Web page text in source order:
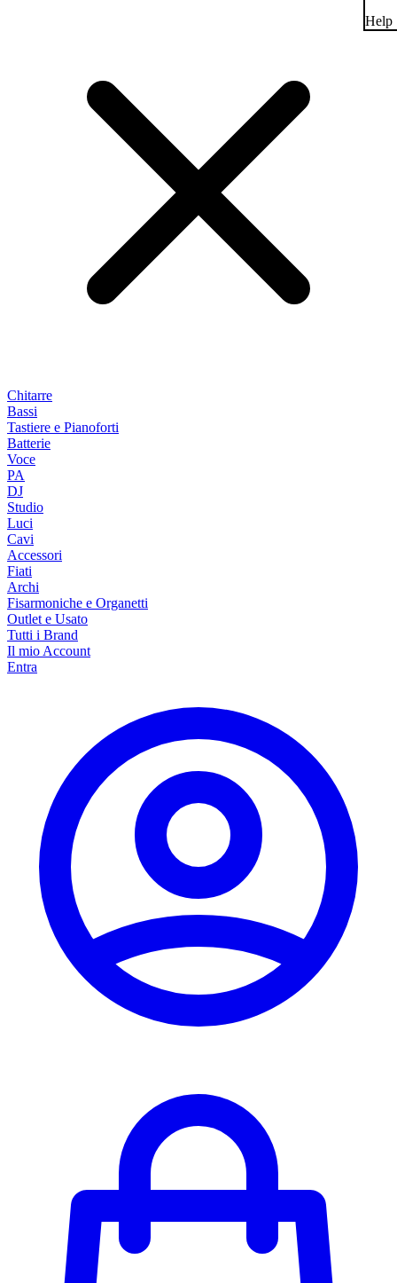
Chitarre
Bassi
Tastiere e Pianoforti
Batterie
Voce
PA
DJ
Studio
Luci
Cavi
Accessori
Fiati
Archi
Fisarmoniche e Organetti
Outlet e Usato
Tutti i Brand
Il mio Account
Entra
Help